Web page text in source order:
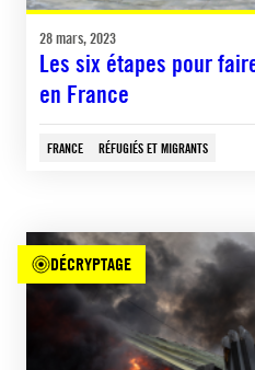
28 mars, 2023
Les six étapes pour
en France
FRANCE RÉFUGIÉS ET MIGRANTS
DÉCRYPTAGE